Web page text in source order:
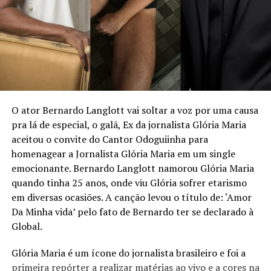
reinventa e se torna indispensável e reconhecido pelo
impacto que gera. Sua jornada não é apenas um caminho
percorrido, mas um patrimônio valioso”, acrescenta.
Com linguagem acessível, o livro combina elementos de
autobiografia, liderança e planejamento estratégico,
propondo um caminho prático para quem deseja
assumir o controle da própria trajetória com clareza,
ousadia e consistência. O método apresentado por
Mirella é o “Plano de Voo”, estruturado em três pilares:
Visão Estratégica, Ousadia Calculada e Operação
Consistente. Juntos, esses pilares funcionam como um
guia para profissionais que buscam direcionamento e
protagonismo em um mercado cada vez mais dinâmico e
competitivo.
“Acredito que é possível construir uma trajetória
profissional que não apenas traga sucesso, mas que
também gere liberdade para tomar decisões alinhadas
O ator Bernardo Langlott vai soltar a voz por uma causa
pra lá de especial, o galã, Ex da jornalista Glória Maria
aceitou o convite do Cantor Odoguiinha para
homenagear a Jornalista Glória Maria em um single
emocionante. Bernardo Langlott namorou Glória Maria
quando tinha 25 anos, onde viu Glória sofrer etarismo
em diversas ocasiões. A canção levou o título de: ‘Amor
Da Minha vida’ pelo fato de Bernardo ter se declarado à
Global.
Glória Maria é um ícone do jornalista brasileiro e foi a
primeira repórter a realizar matérias ao vivo e a cores na